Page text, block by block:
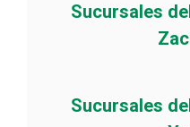
Sucursales
Sucursales